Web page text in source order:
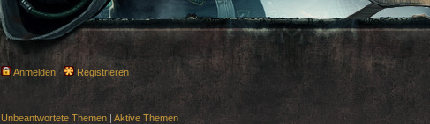
Anmelden Registrieren
Unbeantwortete Themen | Aktive Themen